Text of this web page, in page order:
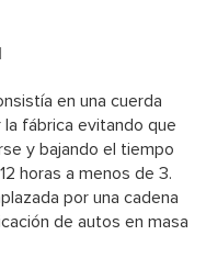
en una cuerda
fábrica evitando que
y bajando el tiempo
horas a menos de 3.
por una cadena
de autos en masa